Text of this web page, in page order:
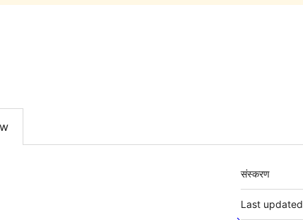
मेटा
संस्करण
Last updated